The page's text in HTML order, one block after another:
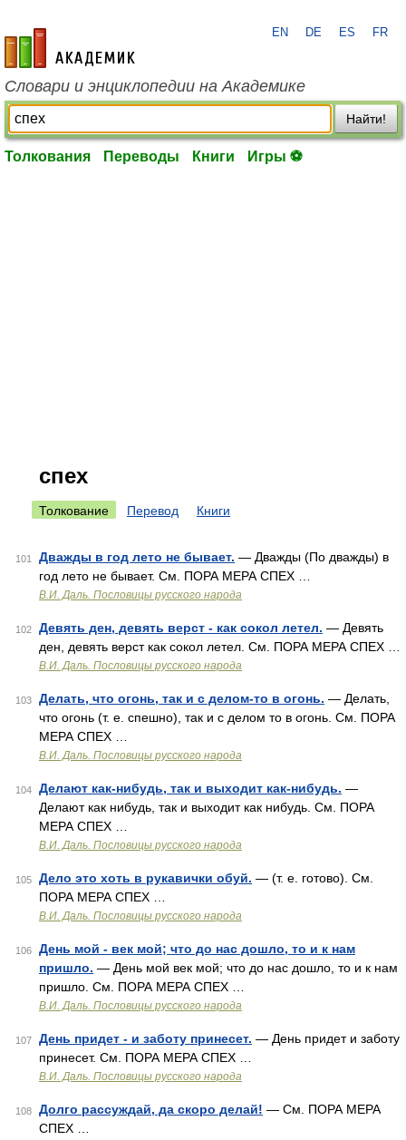
academic.ru
EN DE ES FR
Словари и энциклопедии на Академике
Найти!
Толкования Переводы Книги Игры ⚽
спех
Толкование Перевод Книги
101 Дважды в год лето не бывает. — Дважды (По дважды) в
год лето не бывает. См. ПОРА МЕРА СПЕХ …
В.И. Даль. Пословицы русского народа
102 Девять ден, девять верст - как сокол летел. — Девять
ден, девять верст как сокол летел. См. ПОРА МЕРА СПЕХ …
В.И. Даль. Пословицы русского народа
103 Делать, что огонь, так и с делом-то в огонь. — Делать,
что огонь (т. е. спешно), так и с делом то в огонь. См. ПОРА
МЕРА СПЕХ …
В.И. Даль. Пословицы русского народа
104 Делают как-нибудь, так и выходит как-нибудь. —
Делают как нибудь, так и выходит как нибудь. См. ПОРА
МЕРА СПЕХ …
В.И. Даль. Пословицы русского народа
105 Дело это хоть в рукавички обуй. — (т. е. готово). См.
ПОРА МЕРА СПЕХ …
В.И. Даль. Пословицы русского народа
106
День мой - век мой; что до нас дошло, то и к нам
пришло. — День мой век мой; что до нас дошло, то и к нам
пришло. См. ПОРА МЕРА СПЕХ …
В.И. Даль. Пословицы русского народа
107 День придет - и заботу принесет. — День придет и заботу
принесет. См. ПОРА МЕРА СПЕХ …
В.И. Даль. Пословицы русского народа
108 Долго рассуждай, да скоро делай! — См. ПОРА МЕРА
СПЕХ …